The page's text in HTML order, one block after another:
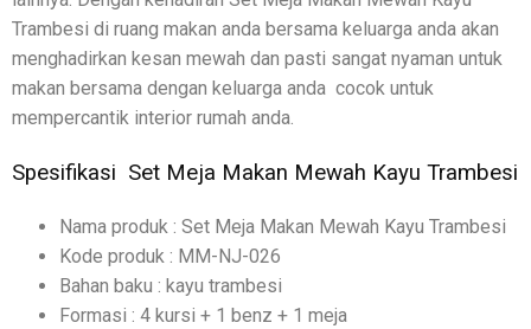
Trambesi di ruang makan anda bersama keluarga anda akan
menghadirkan kesan mewah dan pasti sangat nyaman untuk
makan bersama dengan keluarga anda cocok untuk
mempercantik interior rumah anda.
Spesifikasi Set Meja Makan Mewah Kayu Trambesi
Nama produk : Set Meja Makan Mewah Kayu Trambesi
Kode produk : MM-NJ-026
Bahan baku : kayu trambesi
Formasi : 4 kursi + 1 benz + 1 meja